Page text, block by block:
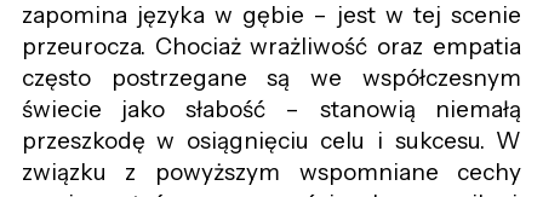
zapomina języka w gębie – jest w tej scenie
przeurocza. Chociaż wrażliwość oraz empatia
często postrzegane są we współczesnym
świecie jako słabość – stanowią niemałą
przeszkodę w osiągnięciu celu i sukcesu. W
związku z powyższym wspomniane cechy